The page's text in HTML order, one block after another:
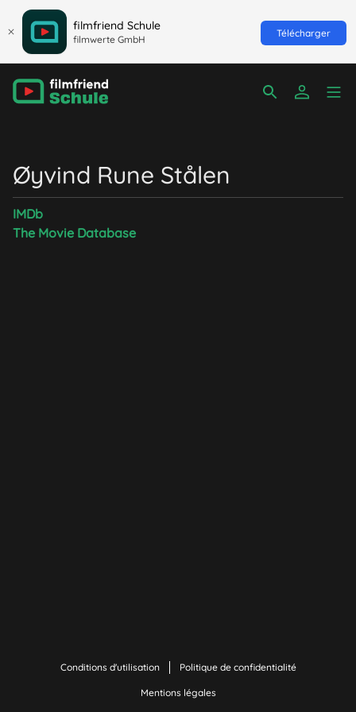
filmfriend Schule
filmwerte GmbH
Télécharger
Øyvind Rune Stålen
IMDb
The Movie Database
Conditions d'utilisation Politique de confidentialité
Mentions légales